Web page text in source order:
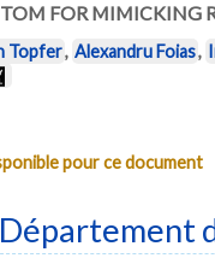
FOR MIMICKING
Topfer, Alexandru Foias,
pour ce document
Département